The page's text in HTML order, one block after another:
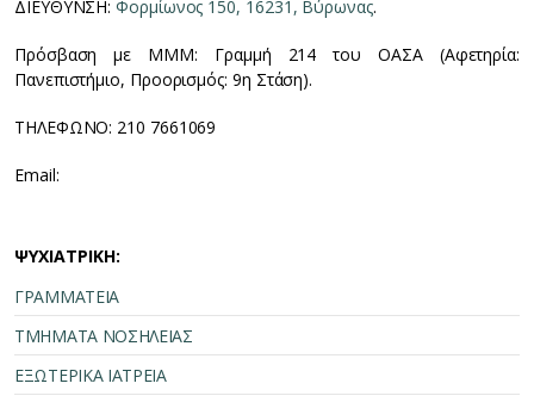
ΔΙΕΥΘΥΝΣΗ:Φορμίωνος 150, 16231, Βύρωνας.
Πρόσβαση με ΜΜΜ: Γραμμή 214 του ΟΑΣΑ (Αφετηρία:
Πανεπιστήμιο, Προορισμός: 9η Στάση).
ΤΗΛΕΦΩΝΟ: 210 7661069
Email:
ΨΥΧΙΑΤΡΙΚΗ:
ΓΡΑΜΜΑΤΕΙΑ
ΤΜΗΜΑΤΑ ΝΟΣΗΛΕΙΑΣ
ΕΞΩΤΕΡΙΚΑ ΙΑΤΡΕΙΑ